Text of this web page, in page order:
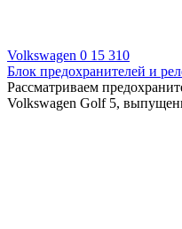
Volkswagen 0 15 310
Блок предохранителей и
Рассматриваем
Volkswagen Golf 5,